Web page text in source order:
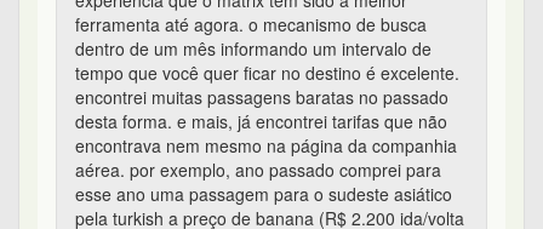
ferramenta até agora. o mecanismo de busca
dentro de um mês informando um intervalo de
tempo que você quer ficar no destino é excelente.
encontrei muitas passagens baratas no passado
desta forma. e mais, já encontrei tarifas que não
encontrava nem mesmo na página da companhia
aérea. por exemplo, ano passado comprei para
esse ano uma passagem para o sudeste asiático
pela turkish a preço de banana (R$ 2.200 ida/volta